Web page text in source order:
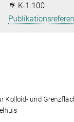
K-1.100
Kolloid- und